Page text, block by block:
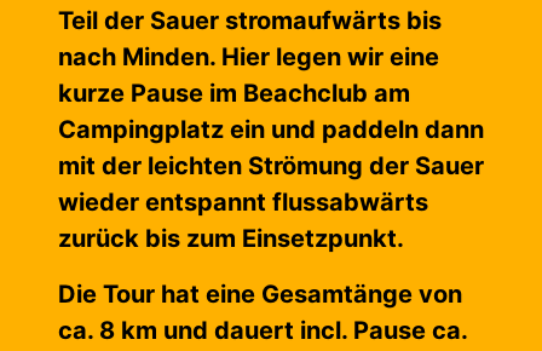
Teil der Sauer stromaufwärts bis
nach Minden. Hier legen wir eine
kurze Pause im Beachclub am
Campingplatz ein und paddeln dann
mit der leichten Strömung der Sauer
wieder entspannt flussabwärts
zurück bis zum Einsetzpunkt.
Die Tour hat eine Gesamtänge von
ca. 8 km und dauert incl. Pause ca.